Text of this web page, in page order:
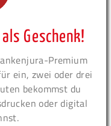
Geschenk!
Premium
ein, zwei oder drei
bekommst du
oder digital